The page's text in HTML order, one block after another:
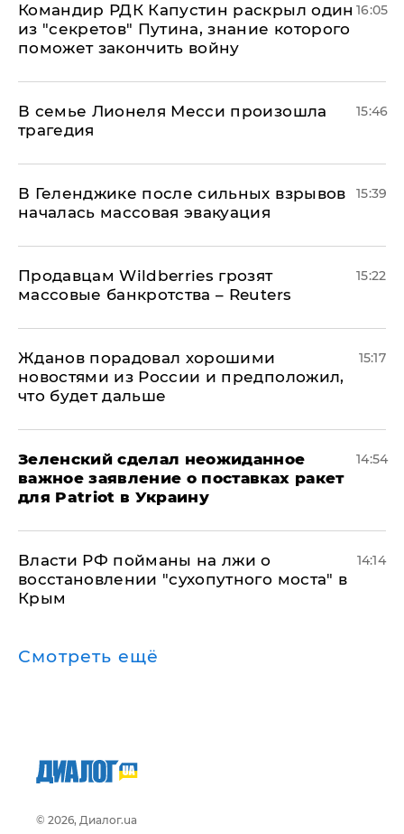
Командир РДК Капустин раскрыл один
из "секретов" Путина, знание которого
поможет закончить войну
16:05
В семье Лионеля Месси произошла
трагедия
15:46
В Геленджике после сильных взрывов
началась массовая эвакуация
15:39
Продавцам Wildberries грозят
массовые банкротства – Reuters
15:22
Жданов порадовал хорошими
новостями из России и предположил,
что будет дальше
15:17
Зеленский сделал неожиданное
важное заявление о поставках ракет
для Patriot в Украину
14:54
Власти РФ пойманы на лжи о
восстановлении "сухопутного моста" в
Крым
14:14
Смотреть ещё
© 2026, Диалог.ua